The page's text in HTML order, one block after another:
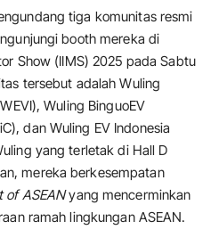
tiga komunitas resmi
booth mereka di
Show (IIMS) 2025 pada Sabtu
tersebut adalah Wuling
Wuling BinguoEV
dan Wuling EV Indonesia
yang terletak di Hall D
mereka berkesempatan
of ASEANyang mencerminkan
ramah lingkungan ASEAN.